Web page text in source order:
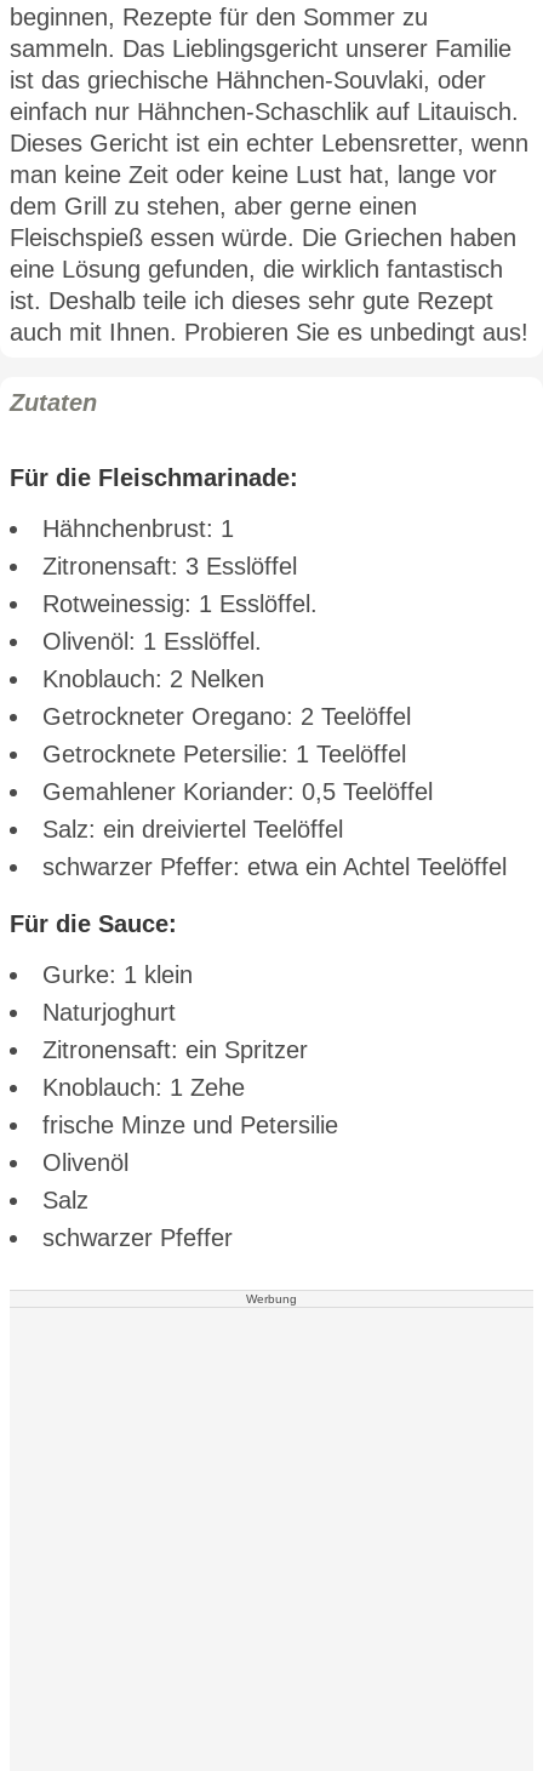
beginnen, Rezepte für den Sommer zu
sammeln. Das Lieblingsgericht unserer Familie
ist das griechische Hähnchen-Souvlaki, oder
einfach nur Hähnchen-Schaschlik auf Litauisch.
Dieses Gericht ist ein echter Lebensretter, wenn
man keine Zeit oder keine Lust hat, lange vor
dem Grill zu stehen, aber gerne einen
Fleischspieß essen würde. Die Griechen haben
eine Lösung gefunden, die wirklich fantastisch
ist. Deshalb teile ich dieses sehr gute Rezept
auch mit Ihnen. Probieren Sie es unbedingt aus!
Zutaten
Für die Fleischmarinade:
Hähnchenbrust: 1
Zitronensaft: 3 Esslöffel
Rotweinessig: 1 Esslöffel.
Olivenöl: 1 Esslöffel.
Knoblauch: 2 Nelken
Getrockneter Oregano: 2 Teelöffel
Getrocknete Petersilie: 1 Teelöffel
Gemahlener Koriander: 0,5 Teelöffel
Salz: ein dreiviertel Teelöffel
schwarzer Pfeffer: etwa ein Achtel Teelöffel
Für die Sauce:
Gurke: 1 klein
Naturjoghurt
Zitronensaft: ein Spritzer
Knoblauch: 1 Zehe
frische Minze und Petersilie
Olivenöl
Salz
schwarzer Pfeffer
Werbung